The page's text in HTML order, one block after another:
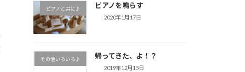
ピアノと共に♪ ピアノを鳴らす
2020年1月17日
その他いろいろ♪ 帰ってきた、よ！？
2019年12月15日